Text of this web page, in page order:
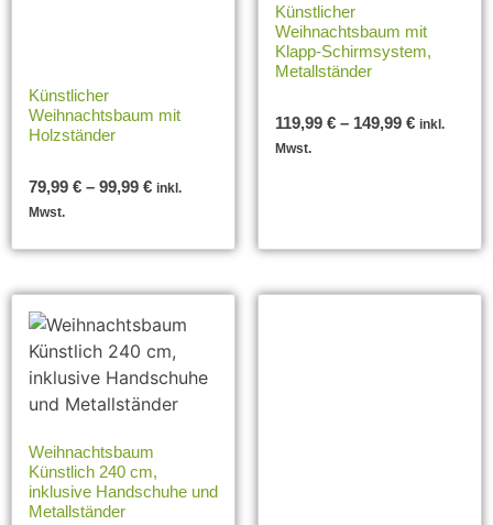
Künstlicher
Weihnachtsbaum mit
Holzständer
79,99 € – 99,99 € inkl.
Mwst.
Künstlicher
Weihnachtsbaum mit
Klapp-Schirmsystem,
Metallständer
119,99 € – 149,99 € inkl.
Mwst.
Weihnachtsbaum
Künstlich 240 cm,
inklusive Handschuhe und
Metallständer